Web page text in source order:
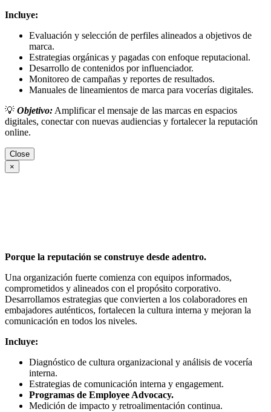
Incluye:
Evaluación y selección de perfiles alineados a objetivos de
marca.
Estrategias orgánicas y pagadas con enfoque reputacional.
Desarrollo de contenidos por influenciador.
Monitoreo de campañas y reportes de resultados.
Manuales de lineamientos de marca para vocerías digitales.
💡 Objetivo: Amplificar el mensaje de las marcas en espacios
digitales, conectar con nuevas audiencias y fortalecer la reputación
online.
Close
×
Porque la reputación se construye desde adentro.
Una organización fuerte comienza con equipos informados,
comprometidos y alineados con el propósito corporativo.
Desarrollamos estrategias que convierten a los colaboradores en
embajadores auténticos, fortalecen la cultura interna y mejoran la
comunicación en todos los niveles.
Incluye:
Diagnóstico de cultura organizacional y análisis de vocería
interna.
Estrategias de comunicación interna y engagement.
Programas de Employee Advocacy.
Medición de impacto y retroalimentación continua.